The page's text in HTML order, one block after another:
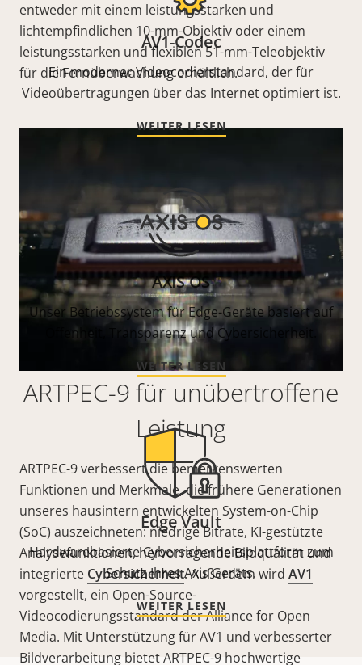
entweder mit einem leistungsstarken und
lichtempfindlichen 10-mm-Objektiv oder einem
leistungsstarken und flexiblen 51-mm-Teleobjektiv
für die Fernüberwachung erhältlich.
ARTPEC-9 für unübertroffene
Leistung
ARTPEC-9 verbessert die bemerkenswerten
Funktionen und Merkmale, die frühere Generationen
unseres hausintern entwickelten System-on-Chip
(SoC) auszeichneten: niedrige Bitrate, KI-gestützte
Analysefunktionen, hervorragende Bildqualität und
integrierte Cybersicherheit. Außerdem wird AV1
vorgestellt, ein Open-Source-
Videocodierungsstandard der Alliance for Open
Media. Mit Unterstützung für AV1 und verbesserter
Bildverarbeitung bietet ARTPEC-9 hochwertige
AV1-Codec
Ein moderner Videocodierstandard, der für
Videoübertragungen über das Internet optimiert ist.
WEITER LESEN
AXIS OS
Unser Betriebssystem für Edge-Geräte basiert auf
Offenheit, Transparenz und Cybersicherheit.
WEITER LESEN
Edge Vault
Hardwarebasierte Cybersicherheitsplattform zum
Schutz Ihres Axis Geräts.
WEITER LESEN